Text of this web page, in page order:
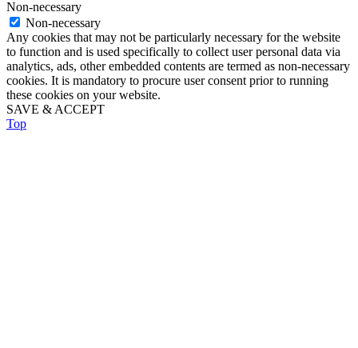
Non-necessary
Non-necessary
Any cookies that may not be particularly necessary for the website
to function and is used specifically to collect user personal data via
analytics, ads, other embedded contents are termed as non-necessary
cookies. It is mandatory to procure user consent prior to running
these cookies on your website.
SAVE & ACCEPT
Top